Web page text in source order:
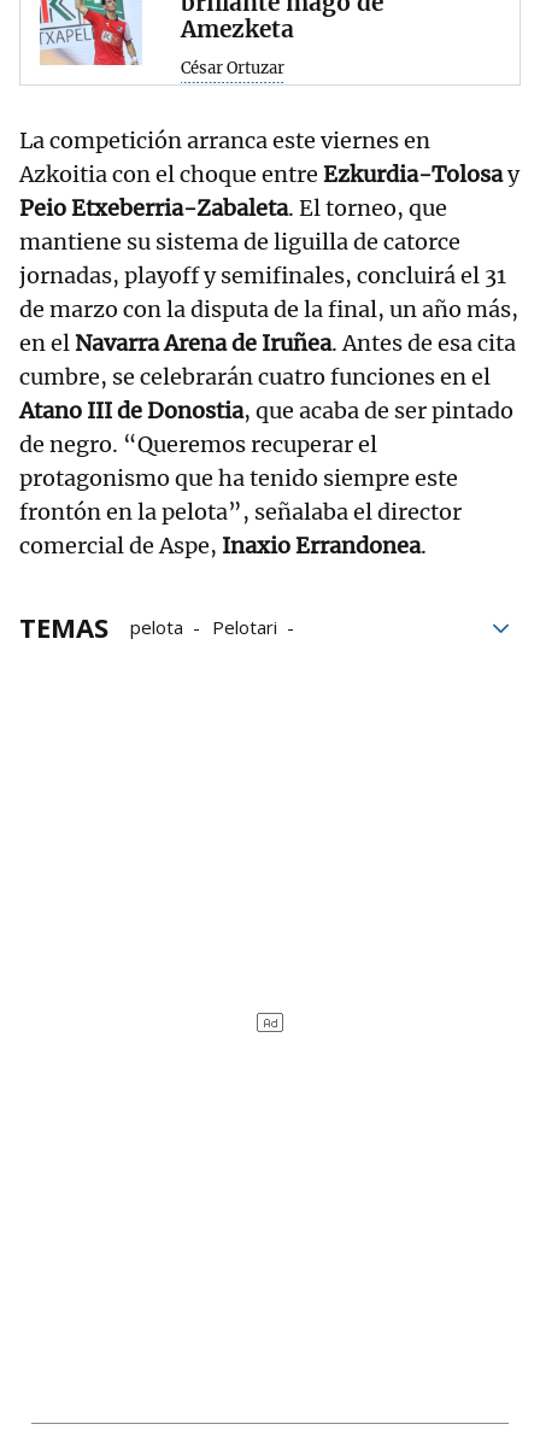
Amezketa
César Ortuzar
La competición arranca este viernes en
Azkoitia con el choque entre Ezkurdia-Tolosay
Peio Etxeberria-Zabaleta. El torneo, que
mantiene su sistema de liguilla de catorce
jornadas, playoff y semifinales, concluirá el 31
de marzo con la disputa de la final, un año más,
en el Navarra Arena de Iruñea. Antes de esa cita
cumbre, se celebrarán cuatro funciones en el
Atano III de Donostia, que acaba de ser pintado
de negro. “Queremos recuperar el
protagonismo que ha tenido siempre este
frontón en la pelota”, señalaba el director
comercial de Aspe, Inaxio Errandonea.
TEMAS pelota
Pelotari